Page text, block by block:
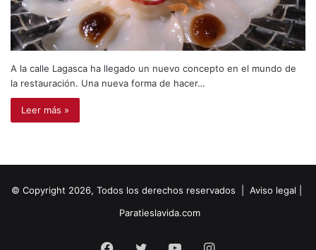
A la calle Lagasca ha llegado un nuevo concepto en el mundo de
la restauración. Una nueva forma de hacer…
Leer más »
© Copyright 2026, Todos los derechos reservados | Aviso legal
Paratieslavida.com